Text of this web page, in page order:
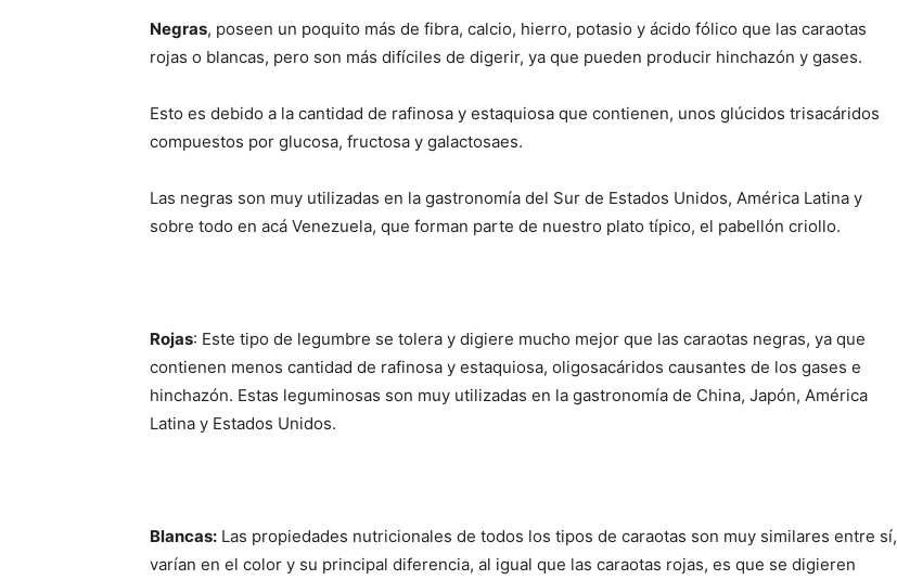
Negras, poseen un poquito más de fibra, calcio, hierro, potasio y ácido fólico que las caraotas
rojas o blancas, pero son más difíciles de digerir, ya que pueden producir hinchazón y gases.
Esto es debido a la cantidad de rafinosa y estaquiosa que contienen, unos glúcidos trisacáridos
compuestos por glucosa, fructosa y galactosaes.
Las negras son muy utilizadas en la gastronomía del Sur de Estados Unidos, América Latina y
sobre todo en acá Venezuela, que forman parte de nuestro plato típico, el pabellón criollo.
Rojas: Este tipo de legumbre se tolera y digiere mucho mejor que las caraotas negras, ya que
contienen menos cantidad de rafinosa y estaquiosa, oligosacáridos causantes de los gases e
hinchazón. Estas leguminosas son muy utilizadas en la gastronomía de China, Japón, América
Latina y Estados Unidos.
Blancas: Las propiedades nutricionales de todos los tipos de caraotas son muy similares entre sí,
varían en el color y su principal diferencia, al igual que las caraotas rojas, es que se digieren